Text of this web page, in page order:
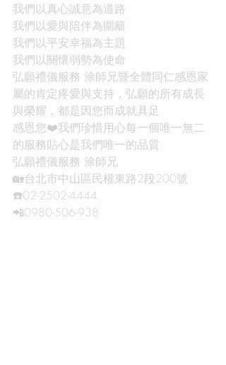
我們以真心誠意為道路
我們以愛與陪伴為圍籬
我們以平安幸福為主題
我們以關懷弱勢為使命
弘願禮儀服務 涂師兄暨全體同仁感恩家
屬的肯定疼愛與支持，弘願的所有成長
與榮耀，都是因您而成就具足
感恩您❤️我們珍惜用心每一個唯一無二
的服務貼心是我們唯一的品質
弘願禮儀服務 涂師兄
🏡台北市中山區民權東路2段200號
☎️02-2502-4444
📲0980-506-938